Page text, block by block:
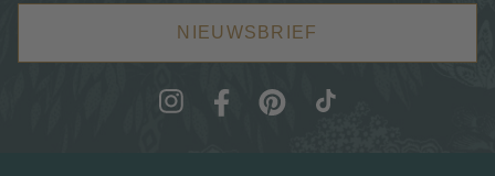
NIEUWSBRIEF